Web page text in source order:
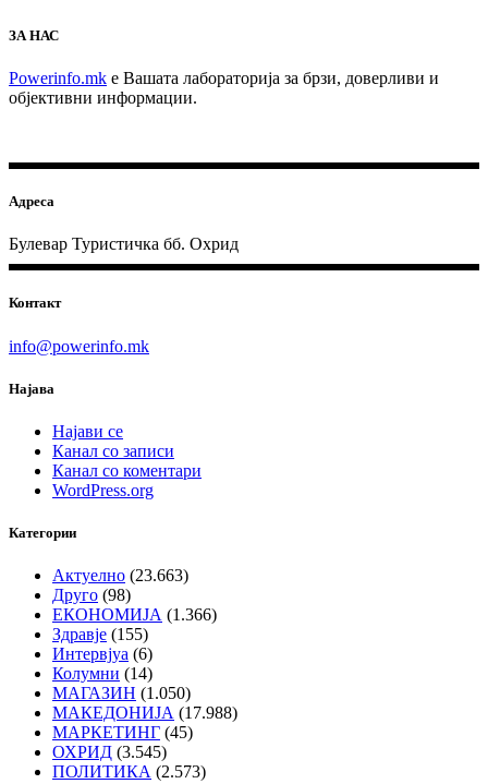
ЗА НАС
Powerinfo.mk e Вашата лабораторија за брзи, доверливи и
објективни информации.
Адреса
Булевар Туристичка бб. Охрид
Контакт
info@powerinfo.mk
Најава
Најави се
Канал со записи
Канал со коментари
WordPress.org
Категории
Актуелно (23.663)
Друго (98)
ЕКОНОМИЈА (1.366)
Здравје (155)
Интервјуа (6)
Колумни (14)
МАГАЗИН (1.050)
МАКЕДОНИЈА (17.988)
МАРКЕТИНГ (45)
ОХРИД (3.545)
ПОЛИТИКА (2.573)